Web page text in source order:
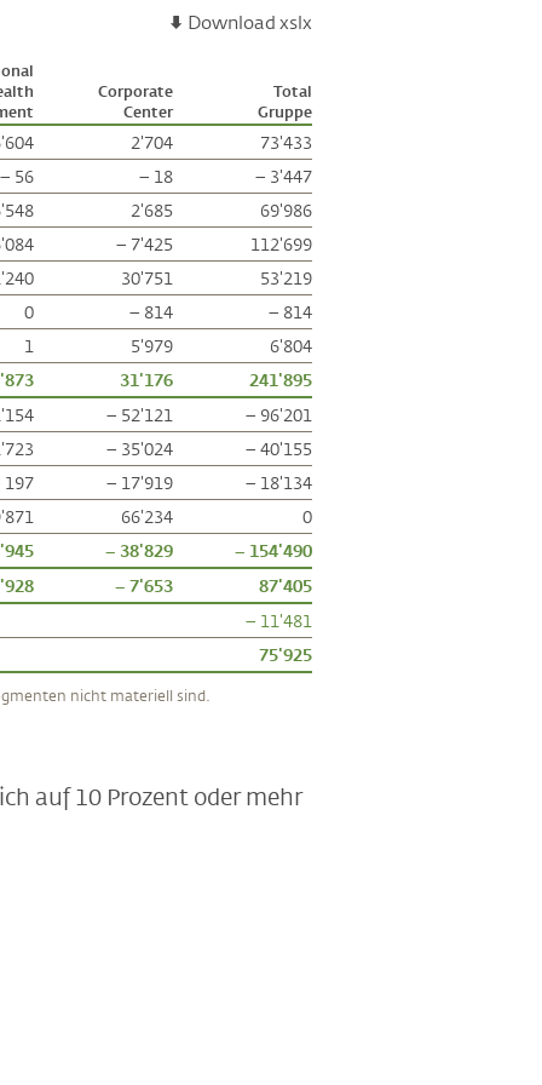
Download xslx
Corporate
Center
Total
Gruppe
2'704
73'433
– 56
– 18
– 3'447
2'685
69'986
– 7'425
112'699
30'751
53'219
0
– 814
– 814
1
5'979
6'804
31'176
241'895
– 52'121
– 96'201
– 35'024
– 40'155
197
– 17'919
– 18'134
66'234
0
– 38'829
– 154'490
– 7'653
87'405
– 11'481
75'925
nicht materiell sind.
auf 10 Prozent oder mehr